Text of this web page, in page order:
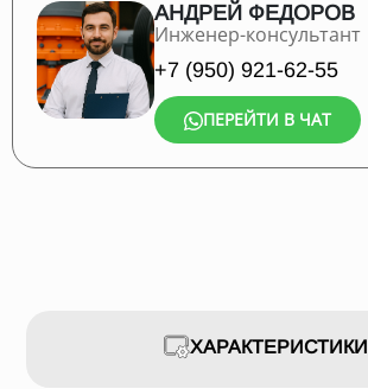
АНДРЕЙ ФЕДОРОВ
Инженер-консультант
+7 (950) 921-62-55
ПЕРЕЙТИ В ЧАТ
ХАРАКТЕРИСТИКИ